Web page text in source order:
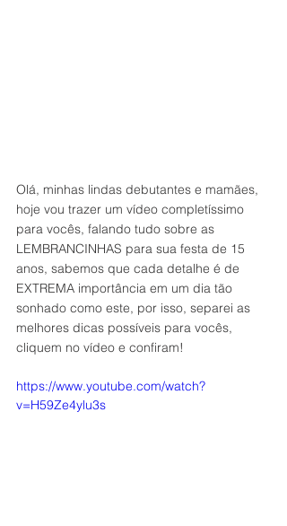
Olá, minhas lindas debutantes e mamães,
hoje vou trazer um vídeo completíssimo
para vocês, falando tudo sobre as
LEMBRANCINHAS para sua festa de 15
anos, sabemos que cada detalhe é de
EXTREMA importância em um dia tão
sonhado como este, por isso, separei as
melhores dicas possíveis para vocês,
cliquem no vídeo e confiram!
https://www.youtube.com/watch?
v=H59Ze4ylu3s